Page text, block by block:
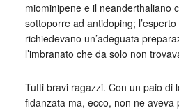
miominipene e il neanderthaliano
sottoporre ad antidoping;
richiedevano un’adeguata
l’imbranato che da solo non
Tutti bravi ragazzi. Con un paio di
fidanzata ma, ecco, non ne aveva